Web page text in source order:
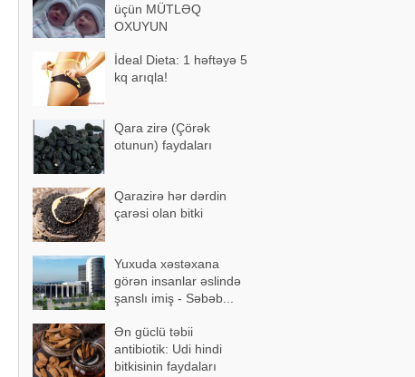
üçün MÜTLƏQ
OXUYUN
İdeal Dieta: 1 həftəyə 5
kq arıqla!
Qara zirə (Çörək
otunun) faydaları
Qarazirə hər dərdin
çarəsi olan bitki
Yuxuda xəstəxana
görən insanlar əslində
şanslı imiş - Səbəb...
Ən güclü təbii
antibiotik: Udi hindi
bitkisinin faydaları